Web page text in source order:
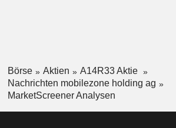
Börse Aktien
A14R33 Aktie
Nachrichten mobilezone holding ag
MarketScreener Analysen